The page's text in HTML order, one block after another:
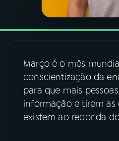
VIDEOCASTS
FESTIVAL DE MÚSICA
ACOMPANHE A RÁDIO NACIONAL
Março é o mês
conscientização da
para que mais
informação e tirem as
existem ao redor da